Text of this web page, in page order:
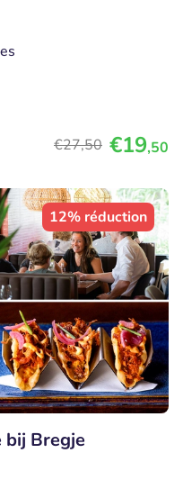
€27,50 €19,50
12% réduction
bij Bregje